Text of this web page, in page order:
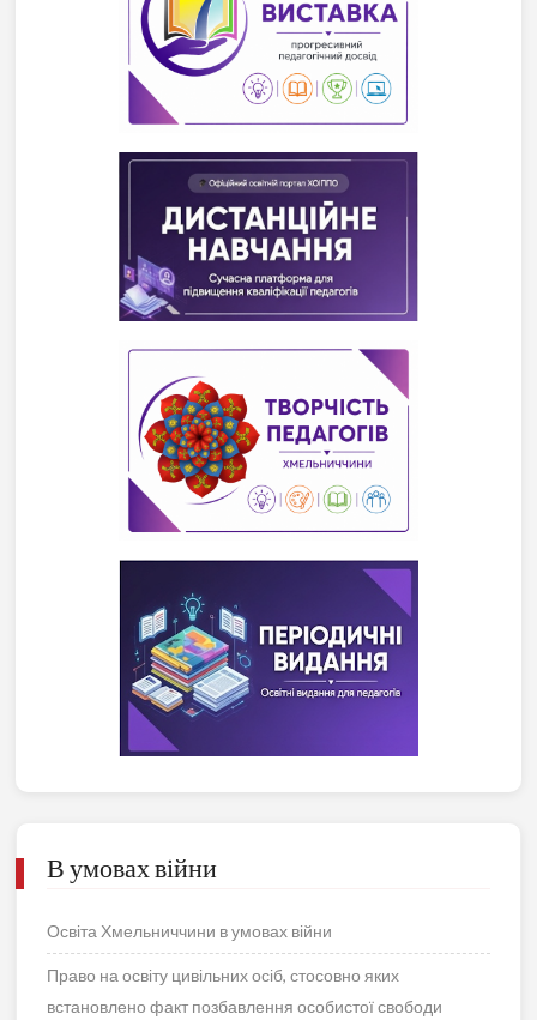
В умовах війни
Освіта Хмельниччини в умовах війни
Право на освіту цивільних осіб, стосовно яких
встановлено факт позбавлення особистої свободи